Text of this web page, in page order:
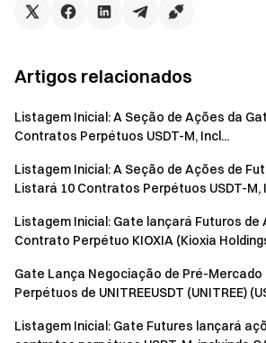
Negocie mais de 4,900 criptomoedas de
Comece hoje mesmo
Registre-see reivindique até $10000
boas-vindas
Convide um amigoe ganhe 40% de
Visite o site oficial da Gate
Baixe o App | Versão Desktop da Gate
Siga-nos no X (Twitter)para mais bônus
Participe da nossa comunidade no
tópicos em alta
Artigos relacionados
Listagem Inicial: A Seção de Ações da
Contratos Perpétuos USDT-M, Incl...
Listagem Inicial: A Seção de Ações de
Listará 10 Contratos Perpétuos USDT-M,
Listagem Inicial: Gate lançará Futuros de
Contrato Perpétuo KIOXIA (Kioxia
Gate Lança Negociação de Pré-Mercado
Perpétuos de UNITREEUSDT (UNITREE)
Listagem Inicial: Gate Futures lançará